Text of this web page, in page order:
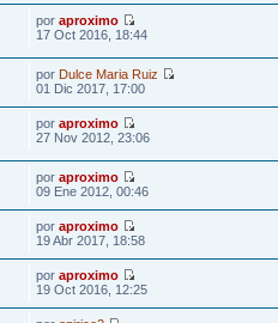
poraproximo
17 Oct 2016, 18:44
porDulce Maria Ruiz
01 Dic 2017, 17:00
poraproximo
27 Nov 2012, 23:06
poraproximo
09 Ene 2012, 00:46
poraproximo
19 Abr 2017, 18:58
poraproximo
19 Oct 2016, 12:25